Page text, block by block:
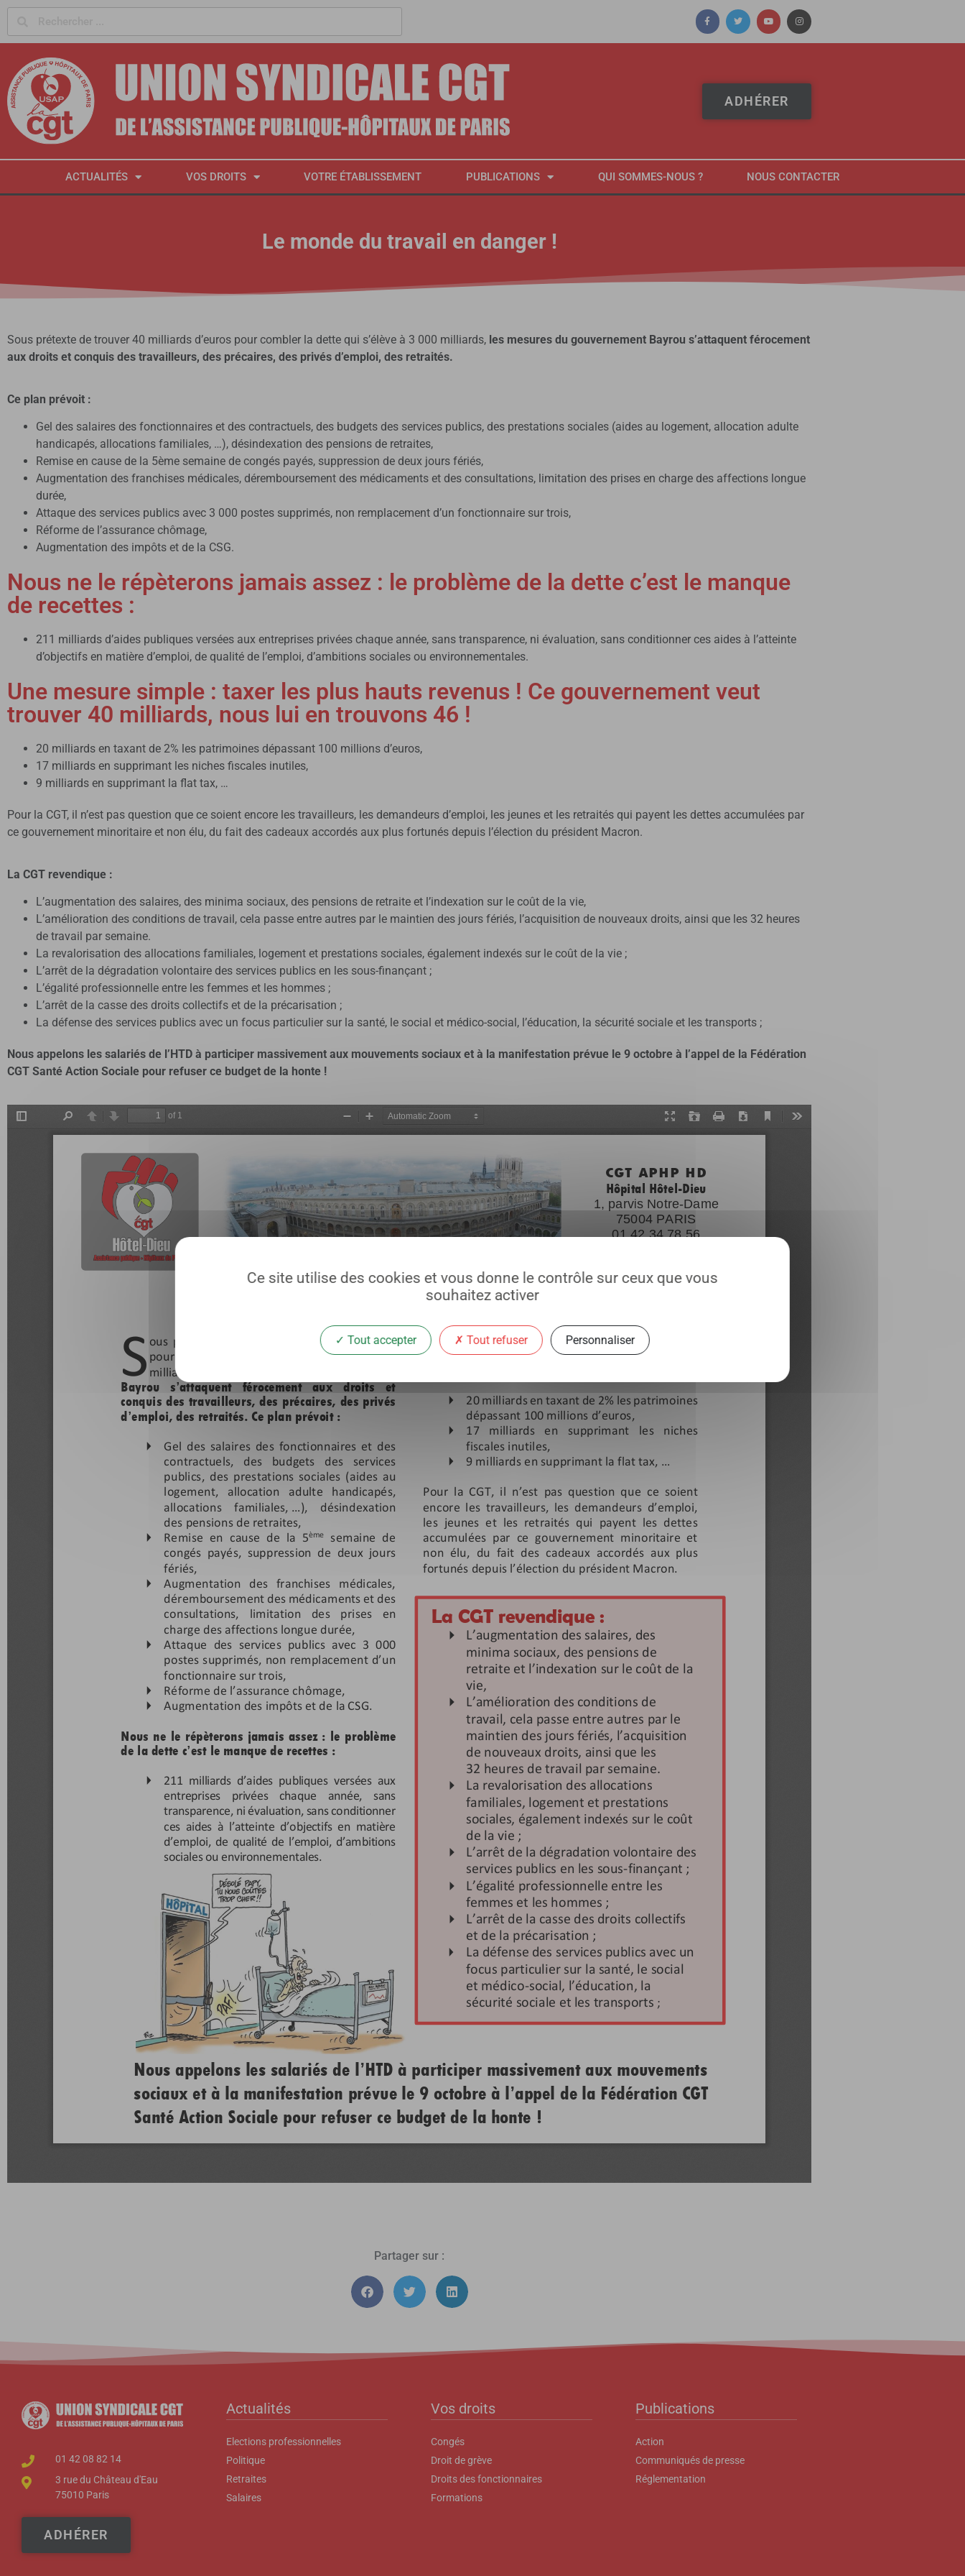
ADHÉRER
ACTUALITÉS VOS DROITS VOTRE ÉTABLISSEMENT PUBLICATIONS QUI SOMMES-NOUS ? NOUS CONTACTER
Le monde du travail en danger !
Sous prétexte de trouver 40 milliards d’euros pour combler la dette qui s’élève à 3 000 milliards, les mesures du gouvernement Bayrou s’attaquent férocement
aux droits et conquis des travailleurs, des précaires, des privés d’emploi, des retraités.
Ce plan prévoit :
Gel des salaires des fonctionnaires et des contractuels, des budgets des services publics, des prestations sociales (aides au logement, allocation adulte
handicapés, allocations familiales, …), désindexation des pensions de retraites,
Remise en cause de la 5ème semaine de congés payés, suppression de deux jours fériés,
Augmentation des franchises médicales, déremboursement des médicaments et des consultations, limitation des prises en charge des affections longue
durée,
Attaque des services publics avec 3 000 postes supprimés, non remplacement d’un fonctionnaire sur trois,
Réforme de l’assurance chômage,
Augmentation des impôts et de la CSG.
Nous ne le répèterons jamais assez : le problème de la dette c’est le manque
de recettes :
211 milliards d’aides publiques versées aux entreprises privées chaque année, sans transparence, ni évaluation, sans conditionner ces aides à l’atteinte
d’objectifs en matière d’emploi, de qualité de l’emploi, d’ambitions sociales ou environnementales.
Une mesure simple : taxer les plus hauts revenus ! Ce gouvernement veut
trouver 40 milliards, nous lui en trouvons 46 !
20 milliards en taxant de 2% les patrimoines dépassant 100 millions d’euros,
17 milliards en supprimant les niches fiscales inutiles,
9 milliards en supprimant la flat tax, …
Pour la CGT, il n’est pas question que ce soient encore les travailleurs, les demandeurs d’emploi, les jeunes et les retraités qui payent les dettes accumulées par
ce gouvernement minoritaire et non élu, du fait des cadeaux accordés aux plus fortunés depuis l’élection du président Macron.
La CGT revendique :
L’augmentation des salaires, des minima sociaux, des pensions de retraite et l’indexation sur le coût de la vie,
L’amélioration des conditions de travail, cela passe entre autres par le maintien des jours fériés, l’acquisition de nouveaux droits, ainsi que les 32 heures
de travail par semaine.
La revalorisation des allocations familiales, logement et prestations sociales, également indexés sur le coût de la vie ;
L’arrêt de la dégradation volontaire des services publics en les sous-finançant ;
L’égalité professionnelle entre les femmes et les hommes ;
L’arrêt de la casse des droits collectifs et de la précarisation ;
La défense des services publics avec un focus particulier sur la santé, le social et médico-social, l’éducation, la sécurité sociale et les transports ;
Nous appelons les salariés de l’HTD à participer massivement aux mouvements sociaux et à la manifestation prévue le 9 octobre à l’appel de la Fédération
CGT Santé Action Sociale pour refuser ce budget de la honte !
Partager sur :
01 42 08 82 14
3 rue du Château d'Eau
75010 Paris
ADHÉRER
Actualités
Elections professionnelles
Politique
Retraites
Salaires
Vos droits
Congés
Droit de grève
Droits des fonctionnaires
Formations
Publications
Action
Communiqués de presse
Réglementation
Panneau de gestion des cookies
Ce site utilise des cookies et vous donne le contrôle sur ceux que vous
souhaitez activer
Tout accepter Tout refuser Personnaliser